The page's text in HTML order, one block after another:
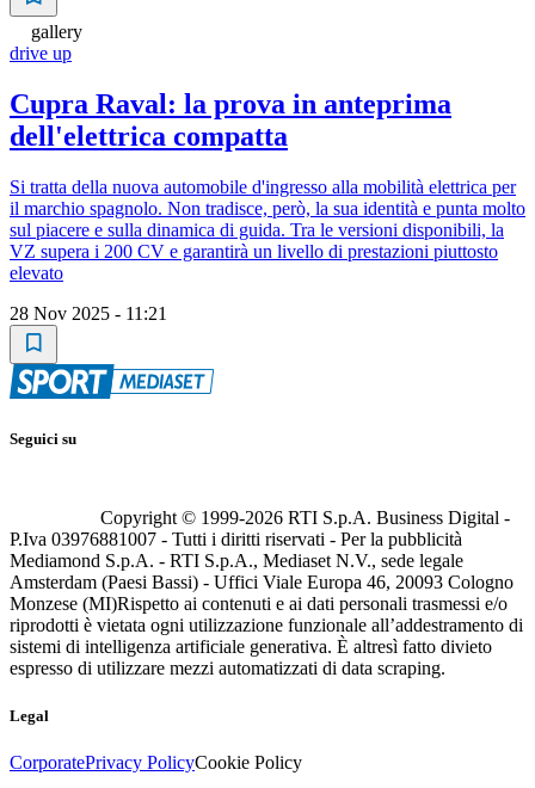
gallery
drive up
Cupra Raval: la prova in anteprima
dell'elettrica compatta
Si tratta della nuova automobile d'ingresso alla mobilità elettrica per
il marchio spagnolo. Non tradisce, però, la sua identità e punta molto
sul piacere e sulla dinamica di guida. Tra le versioni disponibili, la
VZ supera i 200 CV e garantirà un livello di prestazioni piuttosto
elevato
28 Nov 2025 - 11:21
Seguici su
Copyright © 1999-2026 RTI S.p.A. Business Digital -
P.Iva 03976881007 - Tutti i diritti riservati - Per la pubblicità
Mediamond S.p.A. - RTI S.p.A., Mediaset N.V., sede legale
Amsterdam (Paesi Bassi) - Uffici Viale Europa 46, 20093 Cologno
Monzese (MI)Rispetto ai contenuti e ai dati personali trasmessi e/o
riprodotti è vietata ogni utilizzazione funzionale all’addestramento di
sistemi di intelligenza artificiale generativa. È altresì fatto divieto
espresso di utilizzare mezzi automatizzati di data scraping.
Legal
CorporatePrivacy PolicyCookie Policy